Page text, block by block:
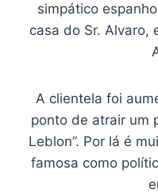
simpático
casa do Sr. Alvaro,
A clientela foi
ponto de atrair um
Leblon”. Por lá é
famosa como